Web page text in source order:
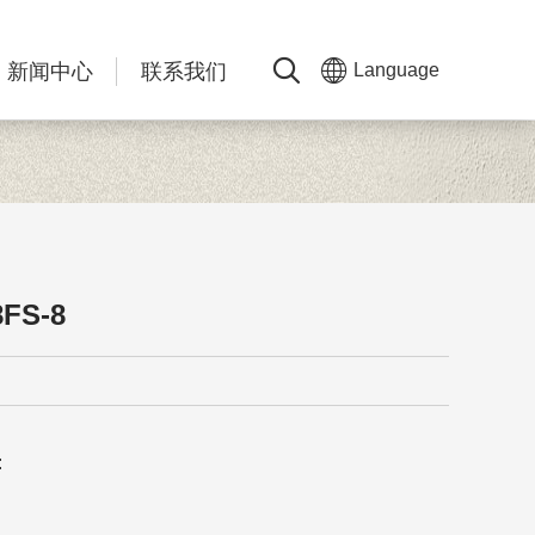
Language
新闻中心 联系我们
8